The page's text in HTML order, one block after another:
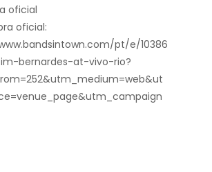
oficial
oficial:
pt/e/10386
bernardes-at-vivo-rio?